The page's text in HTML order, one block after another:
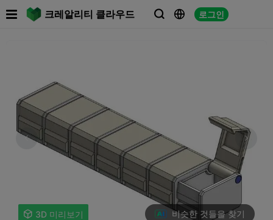
크레알리티 클라우드   로그인
 3D 미리보기 비슷한 것들을 찾기